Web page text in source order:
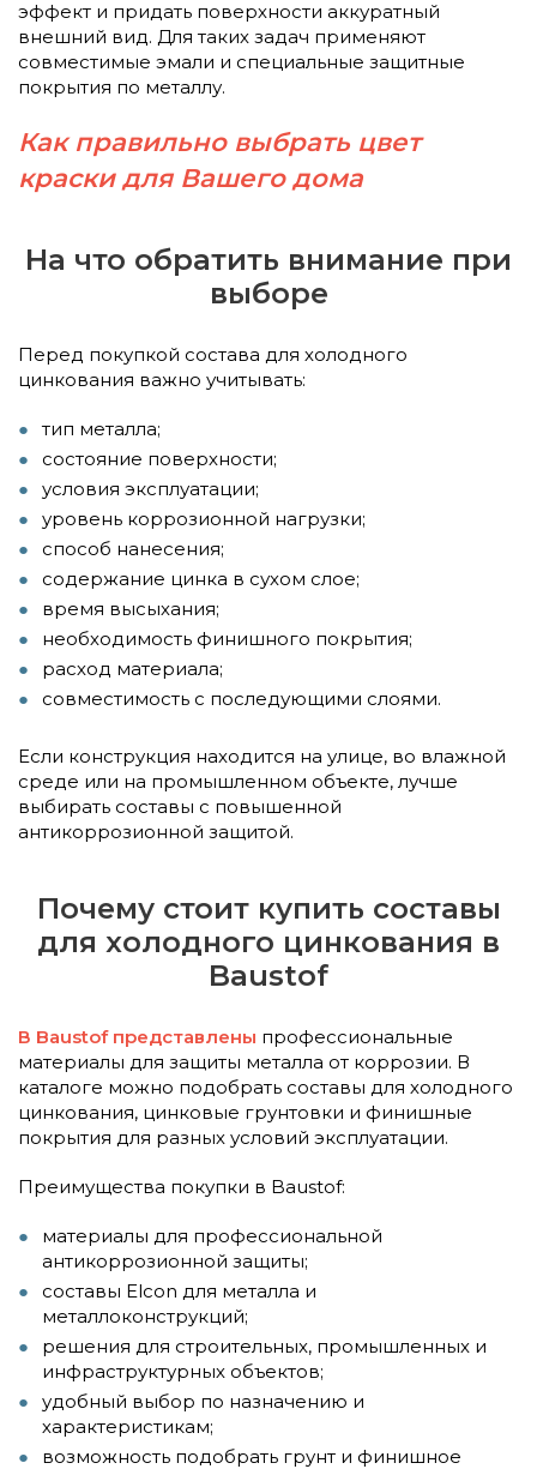
эффект и придать поверхности аккуратный
внешний вид. Для таких задач применяют
совместимые эмали и специальные защитные
покрытия по металлу.
Как правильно выбрать цвет
краски для Вашего дома
На что обратить внимание при
выборе
Перед покупкой состава для холодного
цинкования важно учитывать:
тип металла;
состояние поверхности;
условия эксплуатации;
уровень коррозионной нагрузки;
способ нанесения;
содержание цинка в сухом слое;
время высыхания;
необходимость финишного покрытия;
расход материала;
совместимость с последующими слоями.
Если конструкция находится на улице, во влажной
среде или на промышленном объекте, лучше
выбирать составы с повышенной
антикоррозионной защитой.
Почему стоит купить составы
для холодного цинкования в
Baustof
В Baustof представлены профессиональные
материалы для защиты металла от коррозии. В
каталоге можно подобрать составы для холодного
цинкования, цинковые грунтовки и финишные
покрытия для разных условий эксплуатации.
Преимущества покупки в Baustof:
материалы для профессиональной
антикоррозионной защиты;
составы Elcon для металла и
металлоконструкций;
решения для строительных, промышленных и
инфраструктурных объектов;
удобный выбор по назначению и
характеристикам;
возможность подобрать грунт и финишное